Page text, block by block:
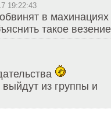
19:22:43
в махинациях
такое
из группы и